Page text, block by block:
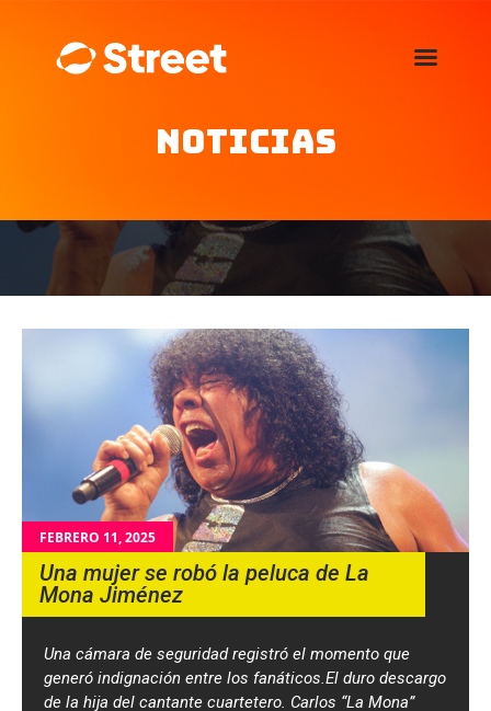
Noticias
La Street FM 101.5
Noticias
Agenda
Publicitá
Familia de auspiciantes
FEBRERO 11, 2025
Una mujer se robó la peluca de La
Mona Jiménez
Una cámara de seguridad registró el momento que
generó indignación entre los fanáticos.El duro descargo
de la hija del cantante cuartetero. Carlos “La Mona”